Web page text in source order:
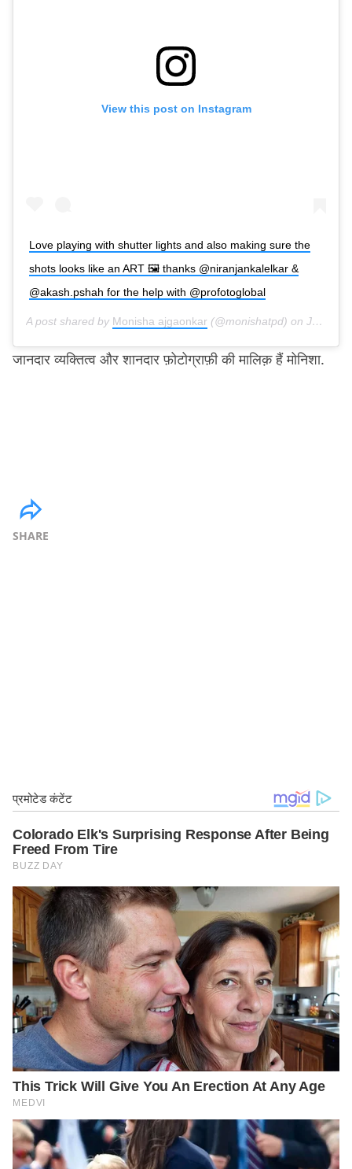
View this post on Instagram
Love playing with shutter lights and also making sure the
shots looks like an ART 🖼 thanks @niranjankalelkar &
@akash.pshah for the help with @profotoglobal
A post shared by Monisha ajgaonkar (@monishatpd) on Jul 30, 2019 at 9:58am PDT
जानदार व्यक्तित्व और शानदार फ़ोटोग्राफ़ी की मालिक़ हैं मोनिशा.
SHARE